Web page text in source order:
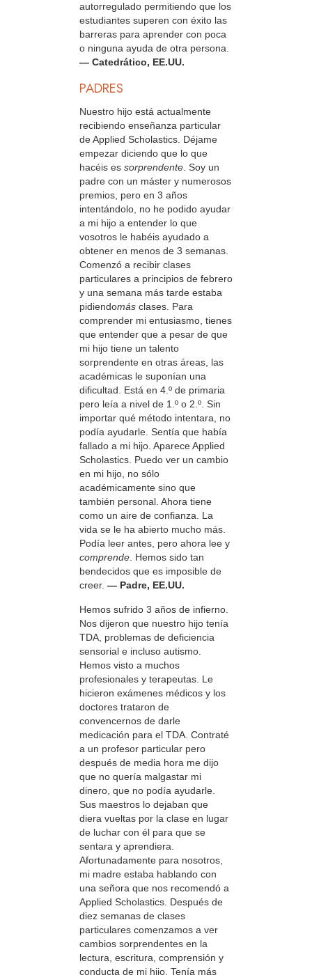
autorregulado permitiendo que los
estudiantes superen con éxito las
barreras para aprender con poca
o ninguna ayuda de otra persona.
— Catedrático, EE.UU.
PADRES
Nuestro hijo está actualmente
recibiendo enseñanza particular
de Applied Scholastics. Déjame
empezar diciendo que lo que
hacéis es sorprendente. Soy un
padre con un máster y numerosos
premios, pero en 3 años
intentándolo, no he podido ayudar
a mi hijo a entender lo que
vosotros le habéis ayudado a
obtener en menos de 3 semanas.
Comenzó a recibir clases
particulares a principios de febrero
y una semana más tarde estaba
pidiendomás clases. Para
comprender mi entusiasmo, tienes
que entender que a pesar de que
mi hijo tiene un talento
sorprendente en otras áreas, las
académicas le suponían una
dificultad. Está en 4.º de primaria
pero leía a nivel de 1.º o 2.º. Sin
importar qué método intentara, no
podía ayudarle. Sentía que había
fallado a mi hijo. Aparece Applied
Scholastics. Puedo ver un cambio
en mi hijo, no sólo
académicamente sino que
también personal. Ahora tiene
como un aire de confianza. La
vida se le ha abierto mucho más.
Podía leer antes, pero ahora lee y
comprende. Hemos sido tan
bendecidos que es imposible de
creer. — Padre, EE.UU.
Hemos sufrido 3 años de infierno.
Nos dijeron que nuestro hijo tenía
TDA, problemas de deficiencia
sensorial e incluso autismo.
Hemos visto a muchos
profesionales y terapeutas. Le
hicieron exámenes médicos y los
doctores trataron de
convencernos de darle
medicación para el TDA. Contraté
a un profesor particular pero
después de media hora me dijo
que no quería malgastar mi
dinero, que no podía ayudarle.
Sus maestros lo dejaban que
diera vueltas por la clase en lugar
de luchar con él para que se
sentara y aprendiera.
Afortunadamente para nosotros,
mi madre estaba hablando con
una señora que nos recomendó a
Applied Scholastics. Después de
diez semanas de clases
particulares comenzamos a ver
cambios sorprendentes en la
lectura, escritura, comprensión y
conducta de mi hijo. Tenía más